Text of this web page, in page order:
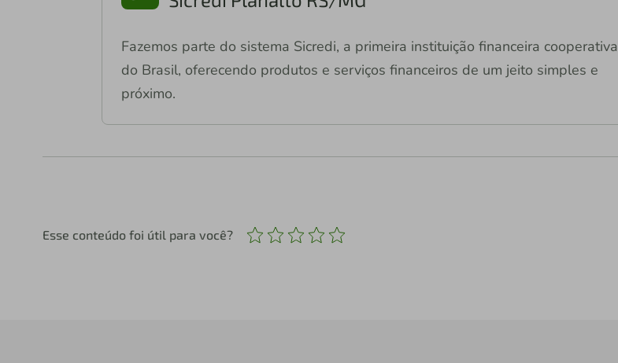
Fazemos parte do sistema Sicredi, a primeira instituição financeira cooperativa
do Brasil, oferecendo produtos e serviços financeiros de um jeito simples e
próximo.
Esse conteúdo foi útil para você?